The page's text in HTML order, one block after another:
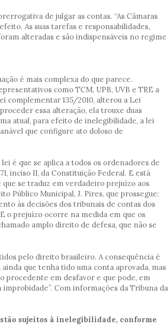
de julgar as contas. “As Câmaras
As suas tarefas e responsabilidades,
alteradas e são indispensáveis no regime
é mais complexa do que parece.
como TCM, UPB, UVB e TRE a
complementar 135/2010, alterou a Lei
essa alteração, ela trouxe duas
atual, para efeito de inelegibilidade, a lei
que configure ato doloso de
é que se aplica a todos os ordenadores de
inciso II, da Constituição Federal. E está
se traduz em verdadeiro prejuízo aos
Público Municipal, J. Pires, que prossegue:
às decisões dos tribunais de contas dos
o prejuízo ocorre na medida em que os
amplo direito de defesa, que não se
pelo direito brasileiro. A consequência é
que tenha tido uma conta aprovada, mas
procedente em desfavor e que pode, em
Com informações da Tribuna da
sujeitos à inelegibilidade, conforme